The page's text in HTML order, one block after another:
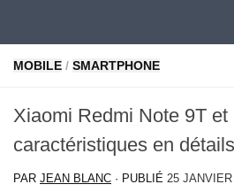
MOBILE / SMARTPHONE
Xiaomi Redmi Note 9T
caractéristiques en détails
PAR JEAN BLANC · PUBLIÉ 25